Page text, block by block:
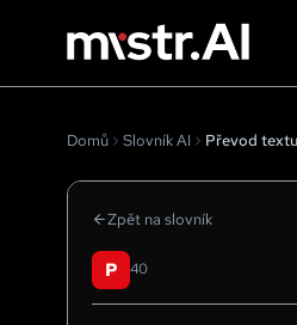
Domů Slovník AI Převod
Zpět na slovník
P 40